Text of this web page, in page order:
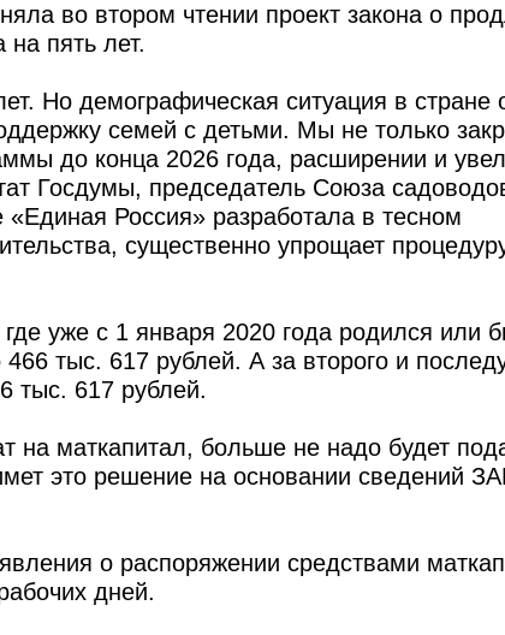
во втором чтении проект закона о
пять лет.
Но демографическая ситуация в стране
семей с детьми. Мы не только
до конца 2026 года, расширении и
Госдумы, председатель Союза
Россия» разработала в тесном
существенно упрощает
уже с 1 января 2020 года родился или
тыс. 617 рублей. А за второго и
тыс. 617 рублей.
на маткапитал, больше не надо будет
это решение на основании сведений
о распоряжении средствами
дней.